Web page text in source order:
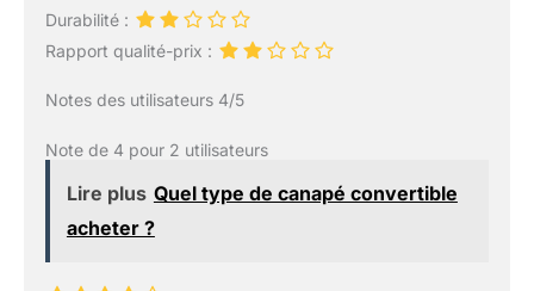
Durabilité :
Rapport qualité-prix :
Notes des utilisateurs 4/5
Note de 4 pour 2 utilisateurs
Lire plus Quel type de canapé convertible
acheter ?